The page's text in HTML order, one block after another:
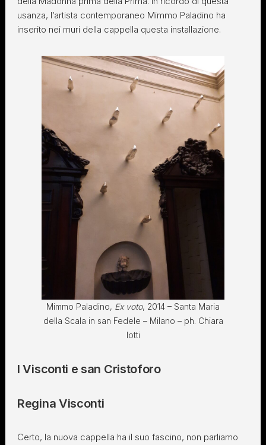
usanza, l’artista contemporaneo Mimmo Paladino ha
inserito nei muri della cappella questa installazione.
Mimmo Paladino, Ex voto, 2014 – Santa Maria
della Scala in san Fedele – Milano – ph. Chiara
Iotti
I Visconti e san Cristoforo
Regina Visconti
Certo, la nuova cappella ha il suo fascino, non parliamo